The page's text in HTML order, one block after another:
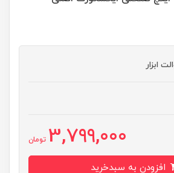
ابزار
3,799,000 تومان